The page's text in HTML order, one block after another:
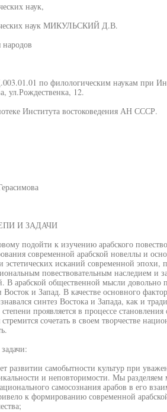
наук,
наук МИКУЛЬСКИЙ Д.В.
по филологическим наукам при
ул.Рождественка, 12.
Института востоковедения АН СССР.
И ЗАДАЧИ
подойти к изучению арабского
современной арабской новеллы и
исканий современной эпохи,
повествовательным наследием и
В арабской общественной мысли довольно
и Запад. В качестве основного
синтез Востока и Запада, как и
проявляется в процессе становления
сочетать в своем творчестве
развитии самобытности культур при
и неповторимости. Мы разделяем
самосознания арабов в его
к формированию современной